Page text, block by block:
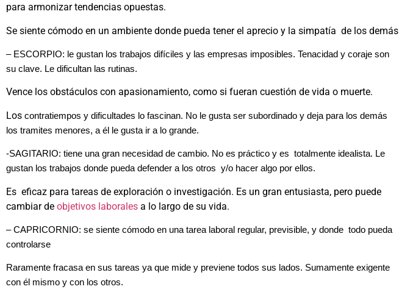
para armonizar tendencias opuestas.
Se siente cómodo en un ambiente donde pueda tener el aprecio y la simpatía de los demás
– ESCORPIO: le gustan los trabajos difíciles y las empresas imposibles. Tenacidad y coraje son
su clave. Le dificultan las rutinas.
Vence los obstáculos con apasionamiento, como si fueran cuestión de vida o muerte.
Los contratiempos y dificultades lo fascinan. No le gusta ser subordinado y deja para los demás
los tramites menores, a él le gusta ir a lo grande.
-SAGITARIO: tiene una gran necesidad de cambio. No es práctico y es totalmente idealista. Le
gustan los trabajos donde pueda defender a los otros y/o hacer algo por ellos.
Es eficaz para tareas de exploración o investigación. Es un gran entusiasta, pero puede
cambiar de objetivos laborales a lo largo de su vida.
– CAPRICORNIO: se siente cómodo en una tarea laboral regular, previsible, y donde todo pueda
controlarse
Raramente fracasa en sus tareas ya que mide y previene todos sus lados. Sumamente exigente
con él mismo y con los otros.